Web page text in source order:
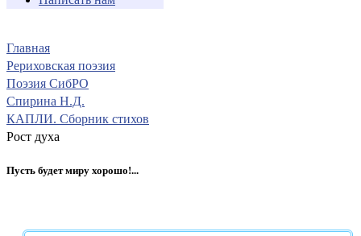
Главная
Рериховская поэзия
Поэзия СибРО
Спирина Н.Д.
КАПЛИ. Сборник стихов
Рост духа
Пусть будет миру хорошо!...